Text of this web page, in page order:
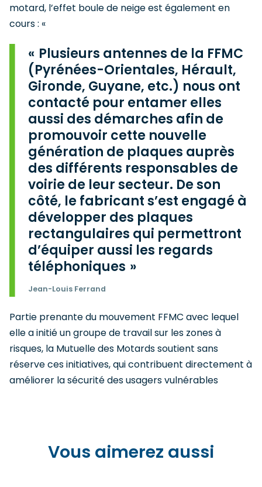
motard, l’effet boule de neige est également en
cours : «
Plusieurs antennes de la FFMC
(Pyrénées-Orientales, Hérault,
Gironde, Guyane, etc.) nous ont
contacté pour entamer elles
aussi des démarches afin de
promouvoir cette nouvelle
génération de plaques auprès
des différents responsables de
voirie de leur secteur. De son
côté, le fabricant s’est engagé à
développer des plaques
rectangulaires qui permettront
d’équiper aussi les regards
téléphoniques
Jean-Louis Ferrand
Partie prenante du mouvement FFMC avec lequel
elle a initié un groupe de travail sur les zones à
risques, la Mutuelle des Motards soutient sans
réserve ces initiatives, qui contribuent directement à
améliorer la sécurité des usagers vulnérables
Vous aimerez aussi